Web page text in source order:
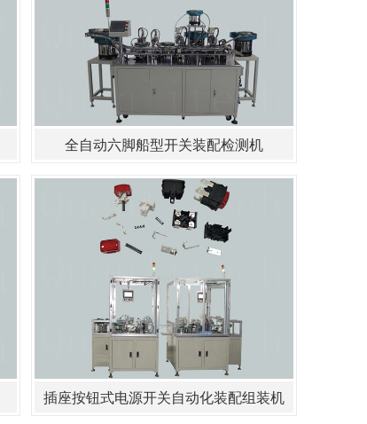
全自动六脚船型开关装配检测机
插座按钮式电源开关自动化装配组装机